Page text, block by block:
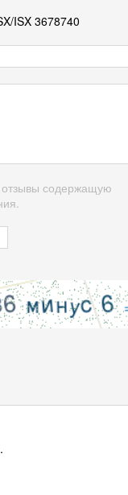
ISX 3678740
содержащую